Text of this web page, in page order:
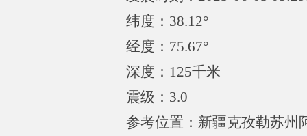
纬度：38.12°
经度：75.67°
深度：125千米
震级：3.0
参考位置：新疆克孜勒苏州